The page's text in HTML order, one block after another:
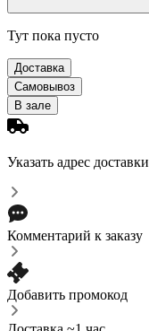
Тут пока пусто
Доставка
Самовывоз
В зале
Указать адрес доставки
Комментарий к заказу
Добавить промокод